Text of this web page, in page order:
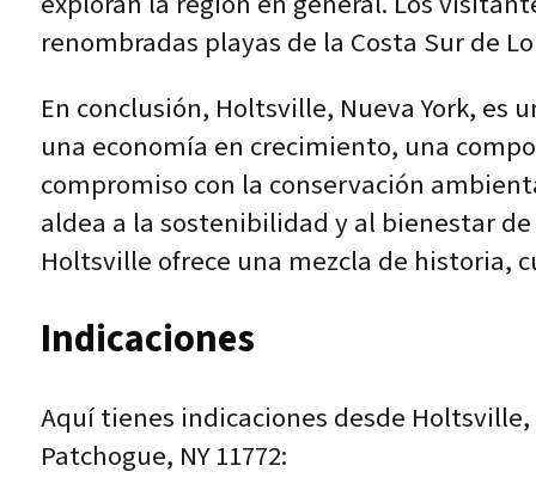
renombradas playas de la Costa Sur de
En conclusión, Holtsville, Nueva York,
una economía en crecimiento, una
compromiso con la conservación
aldea a la sostenibilidad y al bienestar
Holtsville ofrece una mezcla de historia,
Indicaciones
Aquí tienes indicaciones desde Holtsville,
Patchogue, NY 11772: